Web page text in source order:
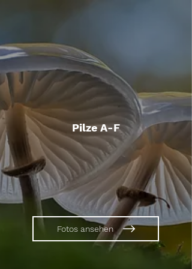
Pilze A-F
Fotos ansehen